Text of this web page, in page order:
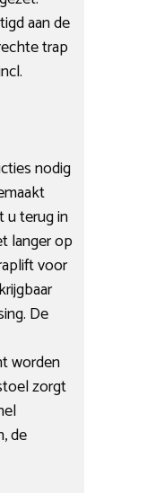
aan de
trap
nodig
u terug in
langer op
voor
De
worden
zorgt
de